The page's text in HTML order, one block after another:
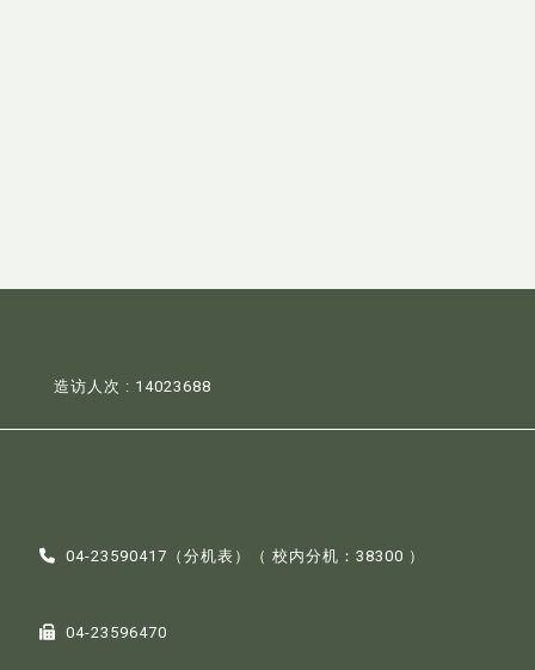
造访人次 : 14023688
04-23590417（分机表 ）（ 校内分机：38300 ）
04-23596470